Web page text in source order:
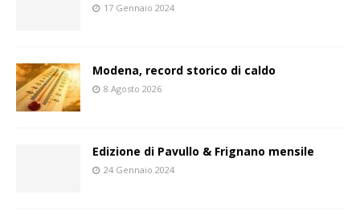
17 Gennaio 2024
Modena, record storico di caldo
8 Agosto 2026
Edizione di Pavullo & Frignano mensile
24 Gennaio 2024